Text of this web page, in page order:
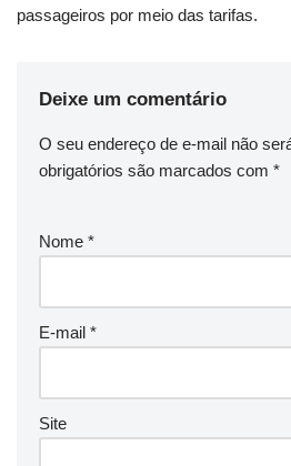
passageiros por meio das tarifas.
Deixe um comentário
O seu endereço de e-mail não
obrigatórios são marcados com *
Nome *
E-mail *
Site